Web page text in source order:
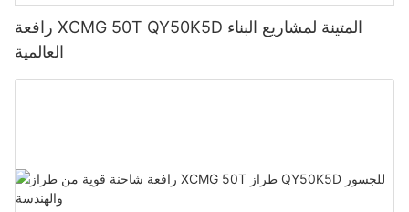
رافعة XCMG 50T QY50K5D المتينة لمشاريع البناء
العالمية